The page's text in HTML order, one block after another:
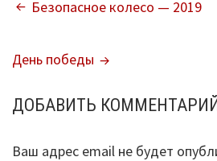
НАВИГАЦИЯ
ЗАПИСЯМ
Безопасное колесо — 2019
День победы
ДОБАВИТЬ
Ваш адрес email не будет